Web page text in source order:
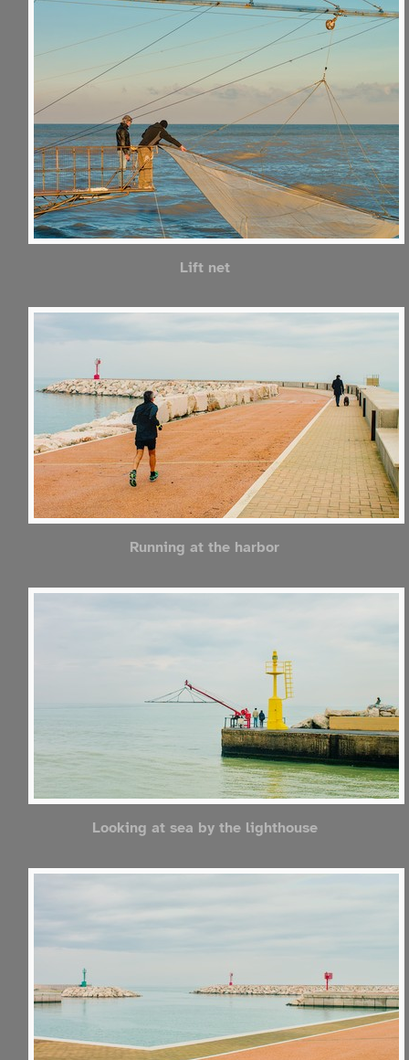
Lift net
Running at the harbor
Looking at sea by the lighthouse